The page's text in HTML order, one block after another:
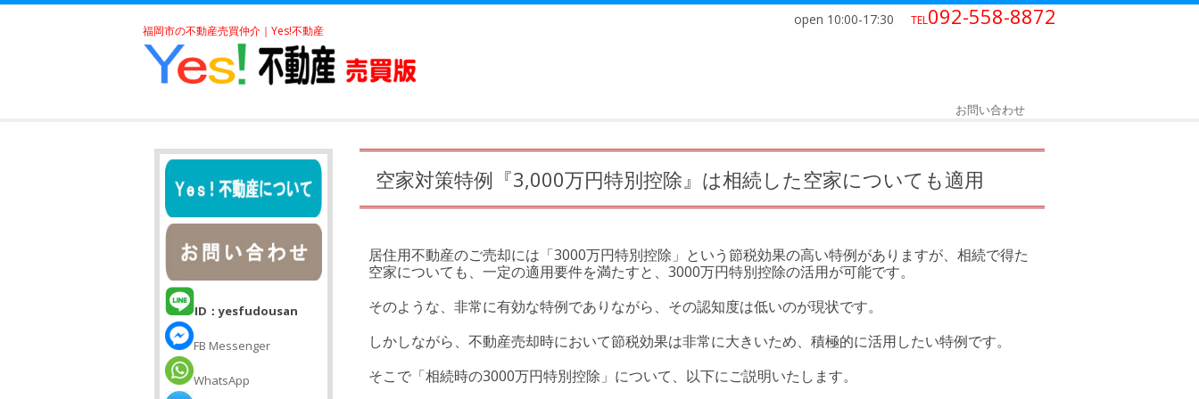
福岡市の不動産売買仲介｜Yes!不動産
open 10:00-17:30 TEL092-558-8872
お問い合わせ
空家対策特例『3,000万円特別控除』は相続した空家についても適用
居住用不動産のご売却には「3000万円特別控除」という節税効果の高い特例がありますが、相続で得た
空家についても、一定の適用要件を満たすと、3000万円特別控除の活用が可能です。
そのような、非常に有効な特例でありながら、その認知度は低いのが現状です。
しかしながら、不動産売却時において節税効果は非常に大きいため、積極的に活用したい特例です。
そこで「相続時の3000万円特別控除」について、以下にご説明いたします。
ID：yesfudousan
FB Messenger
WhatsApp